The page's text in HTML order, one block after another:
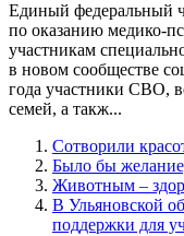
Единый федеральный
по оказанию медико-
участникам
в новом сообществе
года участники СВО,
семей, а такж...
Сотворили
Было бы
Животным –
В Ульяновской
поддержки для